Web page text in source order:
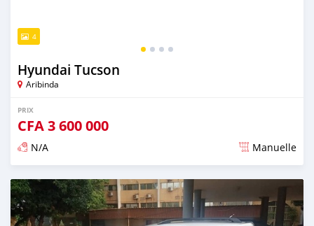
4
Hyundai Tucson
Aribinda
PRIX
CFA3 600 000
N/A Manuelle
Publié il y a presque 6 ans